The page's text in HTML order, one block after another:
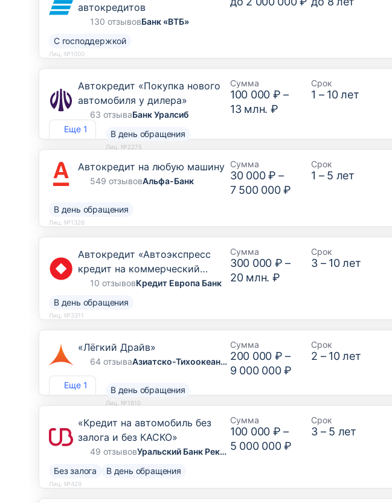
автокредитов
130 отзывовБанк «ВТБ»
С господдержкой
Лиц. №1000
Еще 1
Автокредит «Покупка нового
автомобиля у дилера»
63 отзываБанк Уралсиб
Сумма
100 000 ₽ –
13 млн. ₽
Срок
1 – 10лет
В день обращения
Лиц. №2275
Автокредит на любую машину
549 отзывовАльфа-Банк
Сумма
30 000 ₽ –
7 500 000 ₽
Срок
1 – 5 лет
В день обращения
Лиц. №1326
Автокредит «Автоэкспресс
кредит на коммерческий
транспорт, грузовой транспорт
и спецтехнику»
10 отзывовКредит Европа Банк
Сумма
300 000 ₽ –
20 млн. ₽
Срок
3 – 10лет
В день обращения
Лиц. №3311
Еще 1
«Лёгкий Драйв»
64 отзыва Азиатско-Тихоокеанский Банк
Сумма
200 000 ₽ –
9 000 000 ₽
Срок
2 – 10лет
В день обращения
Лиц. №1810
«Кредит на автомобиль без
залога и без КАСКО»
49 отзывов Уральский Банк Реконструкции и Развития
Сумма
100 000 ₽ –
5 000 000 ₽
Срок
3 – 5 лет
Без залога В день обращения
Лиц. №429